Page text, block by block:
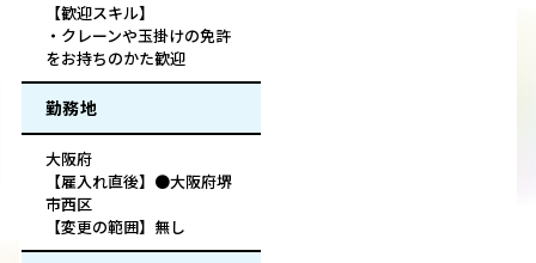
【歓迎スキル】
・クレーンや玉掛けの免許
をお持ちのかた歓迎
勤務地
大阪府
【雇入れ直後】●大阪府堺
市西区
【変更の範囲】無し